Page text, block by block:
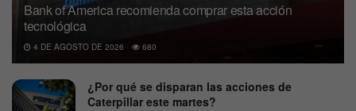
Bank of America recomienda comprar esta acción
tecnológica
4 DE AGOSTO DE 2026 680
¿Por qué se disparan las acciones de
Caterpillar este martes?